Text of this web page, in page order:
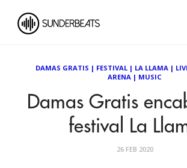
DAMAS GRATIS | FESTIVAL | LA LLAMA |
ARENA | MUSIC
Damas Gratis
festival La
26 FEB 2020